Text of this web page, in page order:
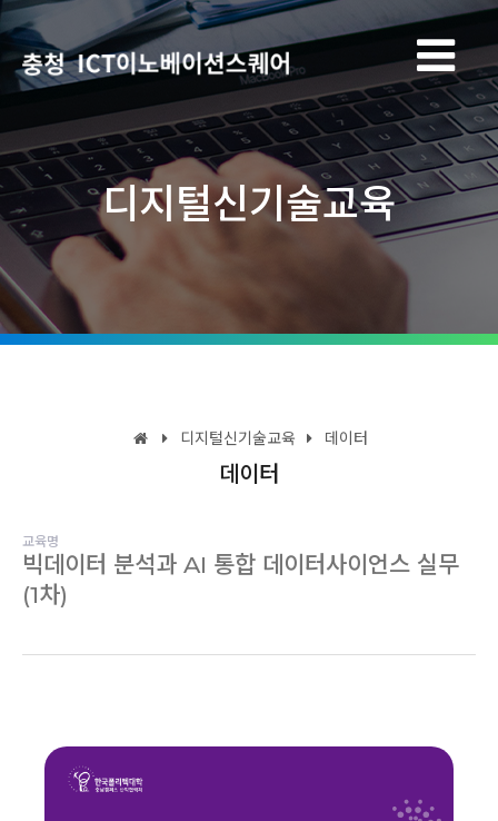
디지털신기술교육
디지털신기술교육 데이터
데이터
교육명
빅데이터 분석과 AI 통합 데이터사이언스 실무
(1차)